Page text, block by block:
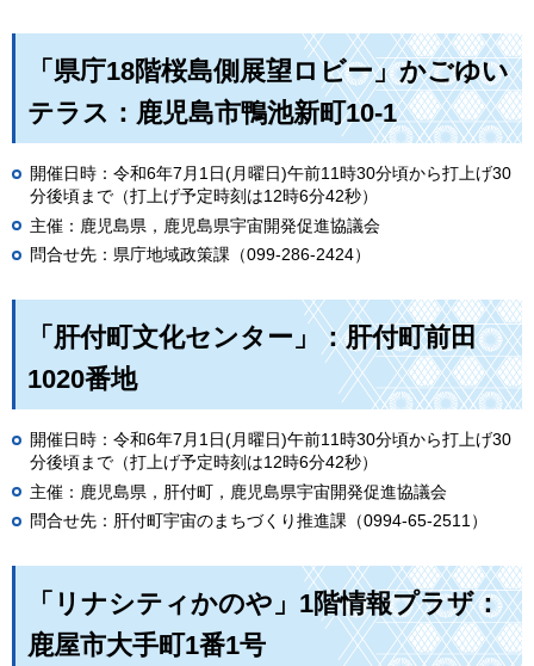
「県庁18階桜島側展望ロビー」かごゆい
テラス：鹿児島市鴨池新町10-1
開催日時：令和6年7月1日(月曜日)午前11時30分頃から打上げ30
分後頃まで（打上げ予定時刻は12時6分42秒）
主催：鹿児島県，鹿児島県宇宙開発促進協議会
問合せ先：県庁地域政策課（099-286-2424）
「肝付町文化センター」：肝付町前田
1020番地
開催日時：令和6年7月1日(月曜日)午前11時30分頃から打上げ30
分後頃まで（打上げ予定時刻は12時6分42秒）
主催：鹿児島県，肝付町，鹿児島県宇宙開発促進協議会
問合せ先：肝付町宇宙のまちづくり推進課（0994-65-2511）
「リナシティかのや」1階情報プラザ：
鹿屋市大手町1番1号